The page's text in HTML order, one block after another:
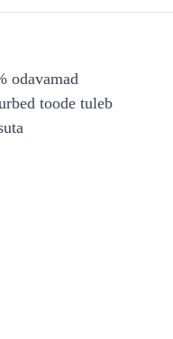
odavamad
toode tuleb